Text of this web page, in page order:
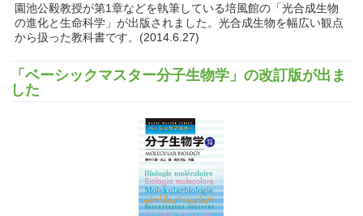
園池公毅教授が第1章などを執筆している培風館の「光合成生物
の進化と生命科学」が出版されました。光合成生物を幅広い観点
から扱った教科書です。(2014.6.27)
「ベーシックマスター分子生物学」の改訂版が出ま
した